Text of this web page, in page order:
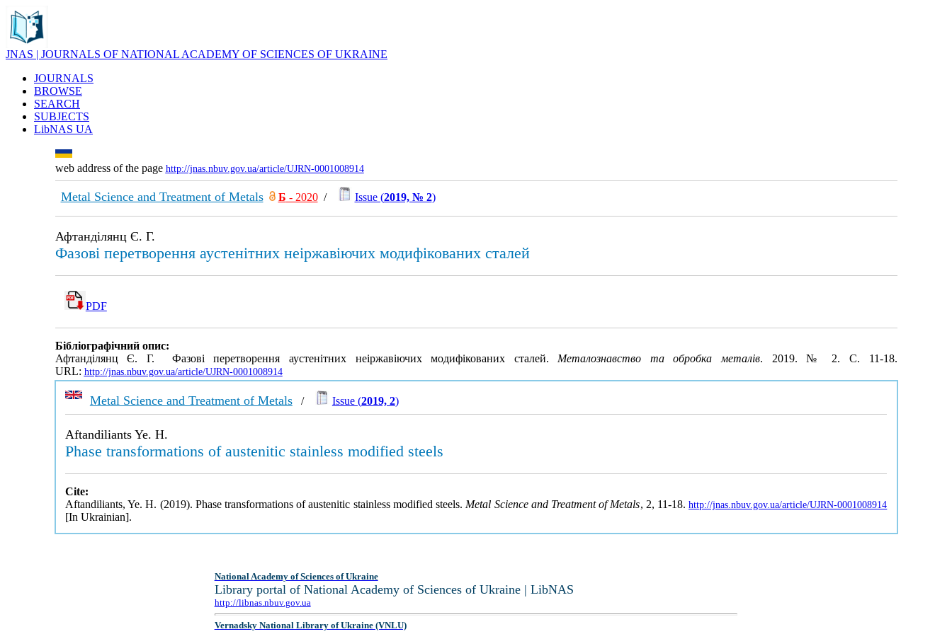
JNAS | JOURNALS OF NATIONAL ACADEMY OF SCIENCES OF UKRAINE
JOURNALS
BROWSE
SEARCH
SUBJECTS
LibNAS UA
web address of the page http://jnas.nbuv.gov.ua/article/UJRN-0001008914
Metal Science and Treatment of Metals Б - 2020/ Issue (2019, № 2)
Афтанділянц Є. Г.
Фазові перетворення аустенітних неіржавіючих модифікованих сталей
PDF
Бібліографічний опис:
Афтанділянц Є. Г. Фазові перетворення аустенітних неіржавіючих модифікованих сталей.Металознавство та обробка металів. 2019. № 2. С. 11-18.
URL: http://jnas.nbuv.gov.ua/article/UJRN-0001008914
Metal Science and Treatment of Metals/ Issue (2019, 2)
Aftandiliants Ye. H.
Phase transformations of austenitic stainless modified steels
Cite:
Aftandiliants, Ye. H. (2019). Phase transformations of austenitic stainless modified steels. Metal Science and Treatment of Metals, 2, 11-18.http://jnas.nbuv.gov.ua/article/UJRN-0001008914
[In Ukrainian].
National Academy of Sciences of Ukraine
Library portal of National Academy of Sciences of Ukraine | LibNAS
http://libnas.nbuv.gov.ua
Vernadsky National Library of Ukraine (VNLU)